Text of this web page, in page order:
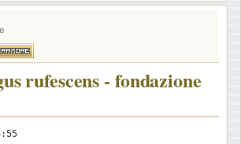
o
rufescens - fondazione